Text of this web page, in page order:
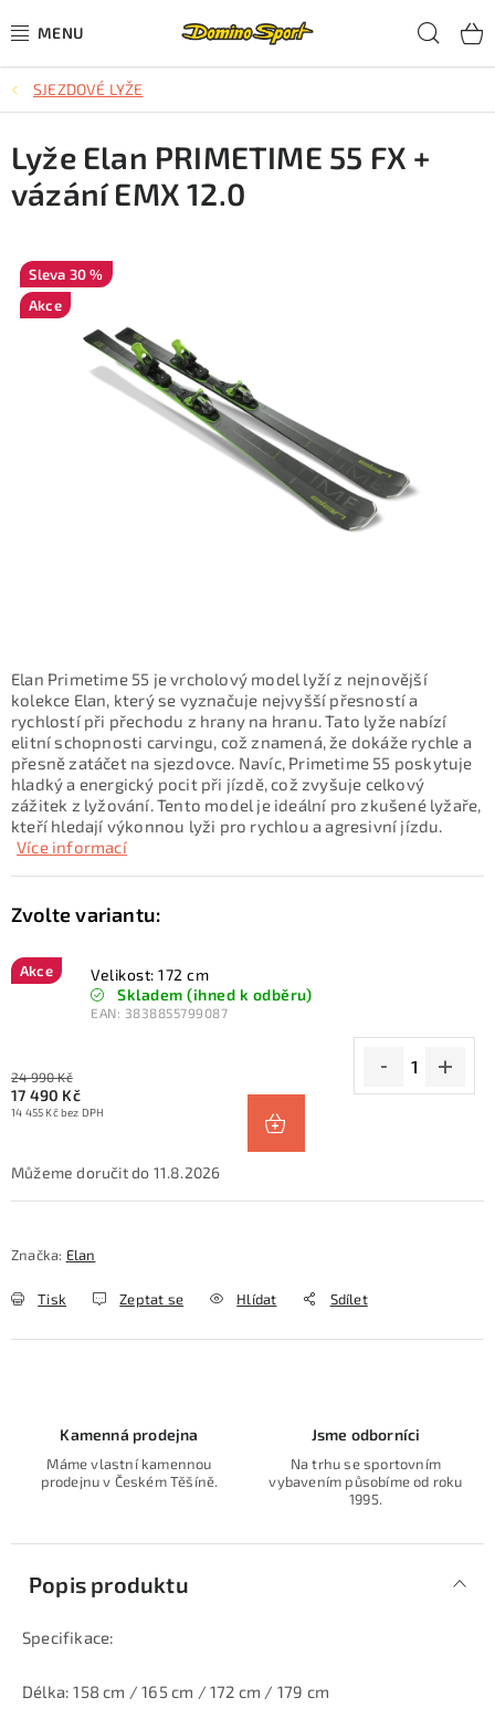
na
CYKLISTIKA
SJEZDOVÉ LYŽOVÁNÍ
SKIALPOVÉ LYŽOVÁNÍ
BĚŽECKÉ LYŽOVÁNÍ
OBLEČENÍ A OBUV
SJEZDOVÉ LYŽE
Elan Primetime 55 je vrcholový model lyží z nejnovější
kolekce Elan, který se vyznačuje nejvyšší přesností a
rychlostí při přechodu z hrany na hranu. Tato lyže nabízí
elitní schopnosti carvingu, což znamená, že dokáže rychle a
přesně zatáčet na sjezdovce. Navíc, Primetime 55 poskytuje
hladký a energický pocit při jízdě, což zvyšuje celkový
zážitek z lyžování. Tento model je ideální pro zkušené lyžaře,
kteří hledají výkonnou lyži pro rychlou a agresivní jízdu.
Více informací
Akce
Velikost: 172 cm
Skladem (ihned k odběru)
EAN: 3838855799087
24 990 Kč
17 490 Kč
14 455 Kč bez DPH
11.8.2026
Značka: Elan
Tisk Zeptat se Hlídat Sdílet
Lyže Elan PRIMETIME 55 FX +
vázání EMX 12.0
30 %
Akce
Kamenná prodejna
Máme vlastní kamennou
prodejnu v Českém Těšíně.
Jsme odborníci
Na trhu se sportovním
vybavením působíme od roku
1995.
Popis produktu
Specifikace:
Délka: 158 cm / 165 cm / 172 cm / 179 cm